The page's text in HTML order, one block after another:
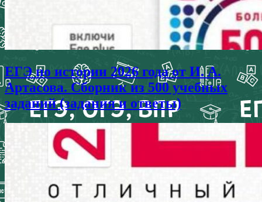
ЕГЭ по истории 2026 года от И. А.
Артасова. Сборник из 500 учебных
заданий (задания и ответы)